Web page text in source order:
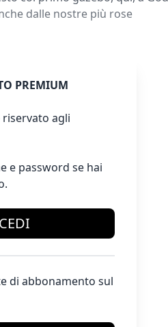
dalle nostre più rose
PREMIUM
agli
e password se hai
di abbonamento sul